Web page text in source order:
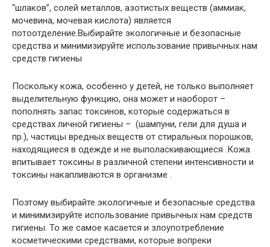
“шлаков”, солей металлов, азотистых веществ (аммиак,
мочевина, мочевая кислота) является
потоотделение.Выбирайте экологичные и безопасные
средства и минимизируйте использование привычных нам
средств гигиены
Поскольку кожа, особенно у детей, не только выполняет
выделительную функцию, она может и наоборот –
пополнять запас токсинов, которые содержаться в
средствах личной гигиены – (шампуни, гели для душа и
пр.), частицы вредных веществ от стиральных порошков,
находящиеся в одежде и не выполаскивающиеся .Кожа
впитывает токсины в различной степени интенсивности и
токсины накапливаются в организме .
Поэтому выбирайте экологичные и безопасные средства
и минимизируйте использование привычных нам средств
гигиены. То же самое касается и злоупотребление
косметическими средствами, которые вопреки